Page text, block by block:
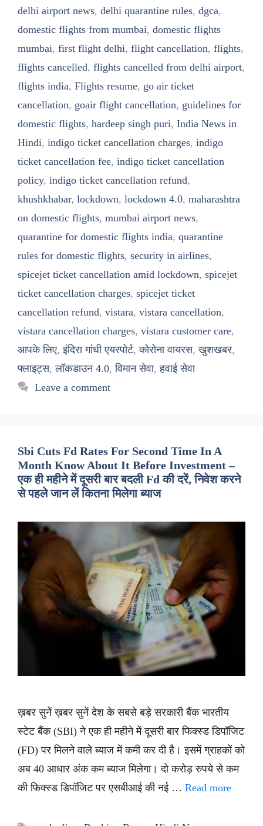
delhi airport news, delhi quarantine rules, dgca,
domestic flights from mumbai, domestic flights
mumbai, first flight delhi, flight cancellation, flights,
flights cancelled, flights cancelled from delhi airport,
flights india, Flights resume, go air ticket
cancellation, goair flight cancellation, guidelines for
domestic flights, hardeep singh puri, India News in
Hindi, indigo ticket cancellation charges, indigo
ticket cancellation fee, indigo ticket cancellation
policy, indigo ticket cancellation refund,
khushkhabar, lockdown, lockdown 4.0, maharashtra
on domestic flights, mumbai airport news,
quarantine for domestic flights india, quarantine
rules for domestic flights, security in airlines,
spicejet ticket cancellation amid lockdown, spicejet
ticket cancellation charges, spicejet ticket
cancellation refund, vistara, vistara cancellation,
vistara cancellation charges, vistara customer care,
आपके लिए,इंदिरा गांधी एयरपोर्ट,कोरोना वायरस,खुशखबर,
फ्लाइट्स,लॉकडाउन 4.0,विमान सेवा,हवाई सेवा
Leave a comment
Sbi Cuts Fd Rates For Second Time In A
Month Know About It Before Investment –
एक ही महीने में दूसरी बार बदली Fd की दरें, निवेश करने
से पहले जान लें कितना मिलेगा ब्याज
ख़बर सुनें ख़बर सुनें देश के सबसे बड़े सरकारी बैंक भारतीय
स्टेट बैंक (SBI) ने एक ही महीने में दूसरी बार फिक्स्ड डिपॉजिट
(FD) पर मिलने वाले ब्याज में कमी कर दी है। इसमें ग्राहकों को
अब 40 आधार अंक कम ब्याज मिलेगा। दो करोड़ रुपये से कम
की फिक्स्ड डिपॉजिट पर एसबीआई की नई … Read more